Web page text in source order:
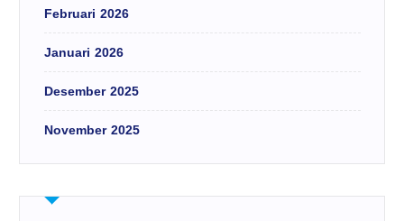
Februari 2026
Januari 2026
Desember 2025
November 2025